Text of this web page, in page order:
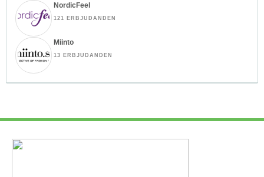
NordicFeel
121 ERBJUDANDEN
Miinto
13 ERBJUDANDEN